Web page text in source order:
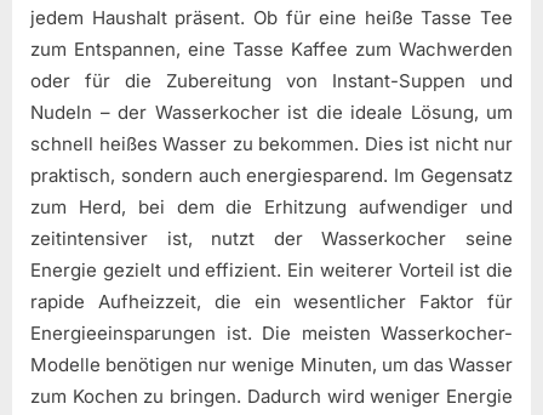
jedem Haushalt präsent. Ob für eine heiße Tasse Tee
zum Entspannen, eine Tasse Kaffee zum Wachwerden
oder für die Zubereitung von Instant-Suppen und
Nudeln – der Wasserkocher ist die ideale Lösung, um
schnell heißes Wasser zu bekommen. Dies ist nicht nur
praktisch, sondern auch energiesparend. Im Gegensatz
zum Herd, bei dem die Erhitzung aufwendiger und
zeitintensiver ist, nutzt der Wasserkocher seine
Energie gezielt und effizient. Ein weiterer Vorteil ist die
rapide Aufheizzeit, die ein wesentlicher Faktor für
Energieeinsparungen ist. Die meisten Wasserkocher-
Modelle benötigen nur wenige Minuten, um das Wasser
zum Kochen zu bringen. Dadurch wird weniger Energie